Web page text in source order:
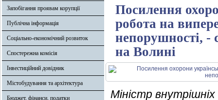
Запобігання проявам корупції
Публічна інформація
Соціально-економічний розвиток
Спостережна комісія
Інвестиційний довідник
Містобудування та архітектура
Бюджет, фінанси, податки
Посилення
робота на
непорушності, -
на Волині
Міністр